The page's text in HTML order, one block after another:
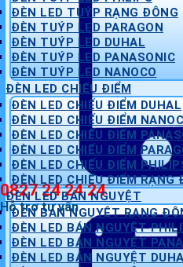
0827 24 24 24
Hỗ trợ tư vấn
ĐÈN LED TUÝP RẠNG ĐÔNG
ĐÈN TUÝP LED PARAGON
ĐÈN TUÝP LED DUHAL
ĐÈN TUÝP LED PANASONIC
ĐÈN TUÝP LED NANOCO
ĐÈN LED CHIẾU ĐIỂM
ĐÈN LED CHIẾU ĐIỂM DUHAL
ĐÈN LED CHIẾU ĐIỂM
ĐÈN LED CHIẾU ĐIỂM
ĐÈN LED CHIẾU ĐIỂM
ĐÈN LED CHIẾU ĐIỂM
ĐÈN LED CHIẾU ĐIỂM RẠNG
ĐÈN LED BÁN NGUYỆT
ĐÈN BÁN NGUYỆT RẠNG
ĐÈN LED BÁN NGUYỆT
ĐÈN LED BÁN NGUYỆT
ĐÈN LED BÁN NGUYỆT